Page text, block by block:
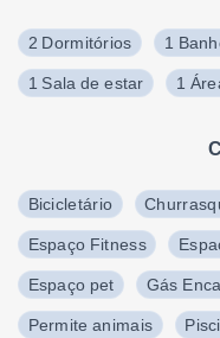
2 Dormitórios 1
1 Sala de estar 1
Bicicletário
Espaço Fitness
Espaço pet Gás
Permite animais